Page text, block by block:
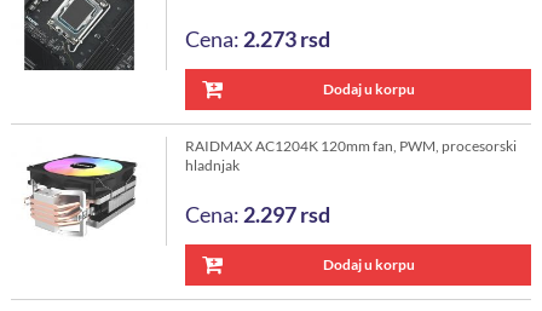
Cena: 2.273rsd
Dodaj u korpu
RAIDMAX AC1204K 120mm fan, PWM, procesorski
hladnjak
Cena: 2.297rsd
Dodaj u korpu